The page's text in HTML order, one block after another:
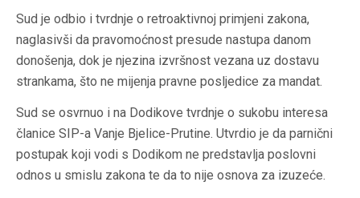
Sud je odbio i tvrdnje o retroaktivnoj primjeni zakona,
naglasivši da pravomoćnost presude nastupa danom
donošenja, dok je njezina izvršnost vezana uz dostavu
strankama, što ne mijenja pravne posljedice za mandat.
Sud se osvrnuo i na Dodikove tvrdnje o sukobu interesa
članice SIP-a Vanje Bjelice-Prutine. Utvrdio je da parnični
postupak koji vodi s Dodikom ne predstavlja poslovni
odnos u smislu zakona te da to nije osnova za izuzeće.